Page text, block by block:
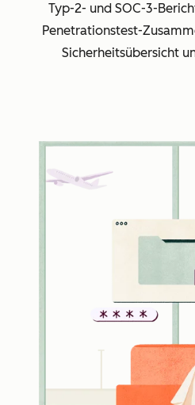
Typ-2- und SOC-3-
Penetrationstest-
Sicherheitsübersicht